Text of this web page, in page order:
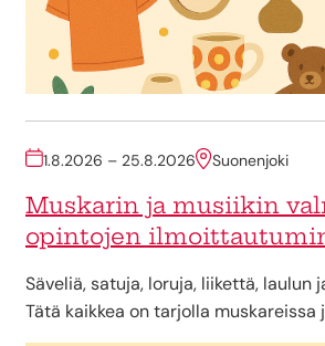
1.8.2026 – 25.8.2026 Suonenjoki
Muskarin ja musiikin
opintojen
Säveliä, satuja, loruja, liikettä, laulun
Tätä kaikkea on tarjolla muskareissa